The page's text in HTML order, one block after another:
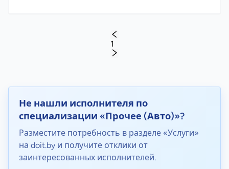
1
Не нашли исполнителя по
специализации «Прочее (Авто)»?
Разместите потребность в разделе «Услуги»
на doit.by и получите отклики от
заинтересованных исполнителей.